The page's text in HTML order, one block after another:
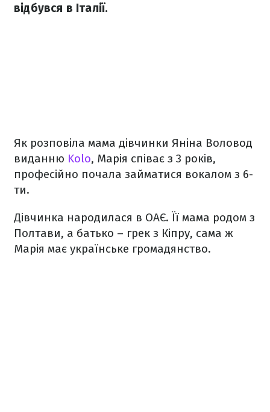
відбувся в Італії.
Як розповіла мама дівчинки Яніна Воловод
виданню Kolo, Марія співає з 3 років,
професійно почала займатися вокалом з 6-
ти.
Дівчинка народилася в ОАЄ. Її мама родом з
Полтави, а батько – грек з Кіпру, сама ж
Марія має українське громадянство.